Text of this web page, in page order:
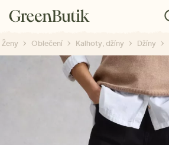
Ženy Oblečení Kalhoty, džíny Džíny